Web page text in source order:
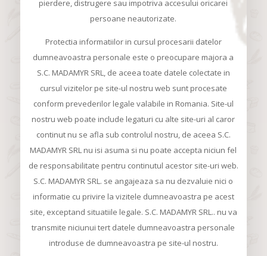
pierdere, distrugere sau impotriva accesului oricarei
persoane neautorizate.
Protectia informatiilor in cursul procesarii datelor
dumneavoastra personale este o preocupare majora a
S.C. MADAMYR SRL, de aceea toate datele colectate in
cursul vizitelor pe site-ul nostru web sunt procesate
conform prevederilor legale valabile in Romania. Site-ul
nostru web poate include legaturi cu alte site-uri al caror
continut nu se afla sub controlul nostru, de aceea S.C.
MADAMYR SRL nu isi asuma si nu poate accepta niciun fel
de responsabilitate pentru continutul acestor site-uri web.
S.C. MADAMYR SRL. se angajeaza sa nu dezvaluie nici o
informatie cu privire la vizitele dumneavoastra pe acest
site, exceptand situatiile legale. S.C. MADAMYR SRL.. nu va
transmite niciunui tert datele dumneavoastra personale
introduse de dumneavoastra pe site-ul nostru.